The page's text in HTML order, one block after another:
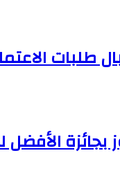
طلبات
الأفضل